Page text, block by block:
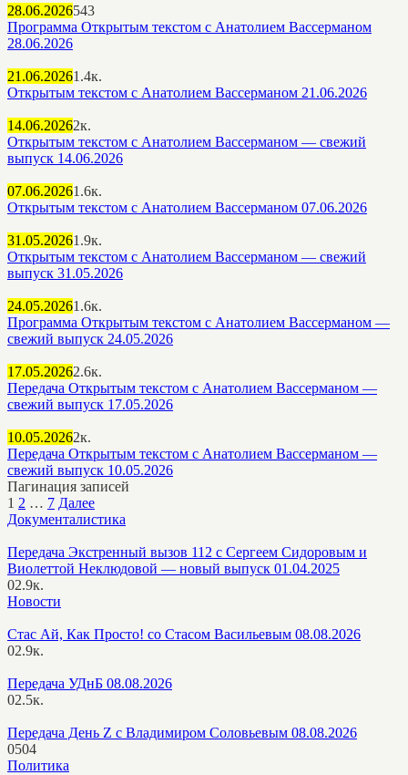
28.06.2026543
Программа Открытым текстом с Анатолием Вассерманом
28.06.2026
21.06.20261.4к.
Открытым текстом с Анатолием Вассерманом 21.06.2026
14.06.20262к.
Открытым текстом с Анатолием Вассерманом — свежий
выпуск 14.06.2026
07.06.20261.6к.
Открытым текстом с Анатолием Вассерманом 07.06.2026
31.05.20261.9к.
Открытым текстом с Анатолием Вассерманом — свежий
выпуск 31.05.2026
24.05.20261.6к.
Программа Открытым текстом с Анатолием Вассерманом —
свежий выпуск 24.05.2026
17.05.20262.6к.
Передача Открытым текстом с Анатолием Вассерманом —
свежий выпуск 17.05.2026
10.05.20262к.
Передача Открытым текстом с Анатолием Вассерманом —
свежий выпуск 10.05.2026
Пагинация записей
1 2 … 7 Далее
Документалистика
Передача Экстренный вызов 112 с Сергеем Сидоровым и
Виолеттой Неклюдовой — новый выпуск 01.04.2025
02.9к.
Новости
Стас Ай, Как Просто! со Стасом Васильевым 08.08.2026
02.9к.
Передача УДнБ 08.08.2026
02.5к.
Передача День Z с Владимиром Соловьевым 08.08.2026
0504
Политика